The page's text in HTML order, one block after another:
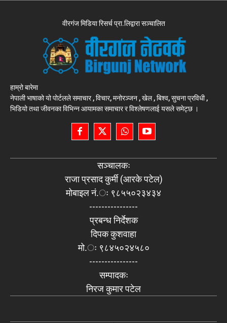
वीरगंज मिडिया रिसर्च प्रा.लिद्वारा सञ्चालित
हाम्रो बारेमा
नेपाली भाषाको यो पोर्टलले समाचार , विचार, मनोरञ्जन , खेल , बिश्व, सुचना प्रविधी ,
भिडियो तथा जीवनका विभिन्न आयामका समाचार र विश्लेषणलाई यसले समेट्छ ।
सञ्चालकः
राजा प्रसाद कुर्मी (आरके पटेल)
मोबाइल नं.ः ९८५५०२३४३४
----------------
प्रबन्ध निर्देशक
दिपक कुशवाहा
मो.ः ९८४५०२४५८०
----------------
सम्पादकः
निरज कुमार पटेल